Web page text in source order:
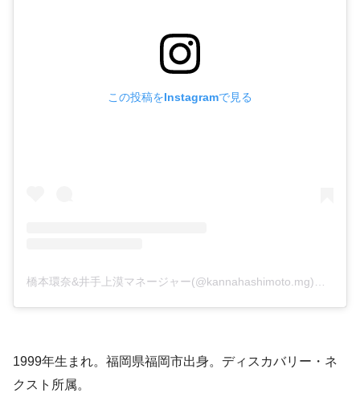
この投稿をInstagramで見る
1999年生まれ。福岡県福岡市出身。ディスカバリー・ネ
クスト所属。